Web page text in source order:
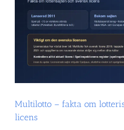
spelen
Multilotto – fakta om
licens